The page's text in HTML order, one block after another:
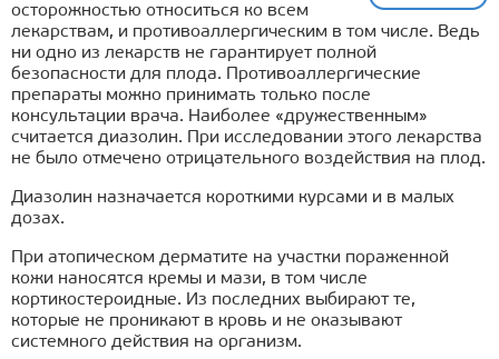
осторожностью относиться ко всем
лекарствам, и противоаллергическим в том числе. Ведь
ни одно из лекарств не гарантирует полной
безопасности для плода. Противоаллергические
препараты можно принимать только после
консультации врача. Наиболее «дружественным»
считается диазолин. При исследовании этого лекарства
не было отмечено отрицательного воздействия на плод.
Диазолин назначается короткими курсами и в малых
дозах.
При атопическом дерматите на участки пораженной
кожи наносятся кремы и мази, в том числе
кортикостероидные. Из последних выбирают те,
которые не проникают в кровь и не оказывают
системного действия на организм.